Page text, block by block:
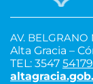
AV. BELGRANO
Alta Gracia –
TEL: 3547